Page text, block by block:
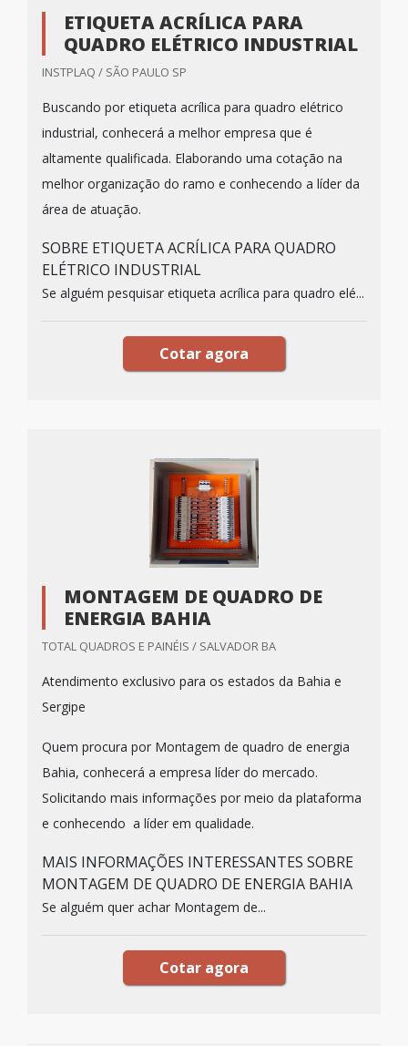
ETIQUETA ACRÍLICA PARA
QUADRO ELÉTRICO INDUSTRIAL
INSTPLAQ / SÃO PAULO SP
Buscando por etiqueta acrílica para quadro elétrico
industrial, conhecerá a melhor empresa que é
altamente qualificada. Elaborando uma cotação na
melhor organização do ramo e conhecendo a líder da
área de atuação.
SOBRE ETIQUETA ACRÍLICA PARA QUADRO
ELÉTRICO INDUSTRIAL
Se alguém pesquisar etiqueta acrílica para quadro elé...
Cotar agora
MONTAGEM DE QUADRO DE
ENERGIA BAHIA
TOTAL QUADROS E PAINÉIS / SALVADOR BA
Atendimento exclusivo para os estados da Bahia e
Sergipe
Quem procura por Montagem de quadro de energia
Bahia, conhecerá a empresa líder do mercado.
Solicitando mais informações por meio da plataforma
e conhecendo a líder em qualidade.
MAIS INFORMAÇÕES INTERESSANTES SOBRE
MONTAGEM DE QUADRO DE ENERGIA BAHIA
Se alguém quer achar Montagem de...
Cotar agora